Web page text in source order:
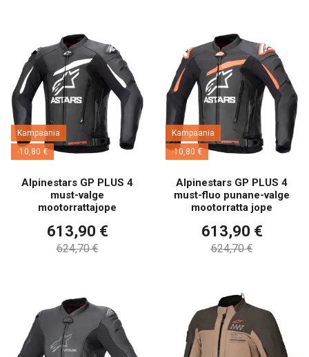
Kampaania
-10,80 €
Alpinestars GP PLUS 4
must-valge
mootorrattajope
613,90 €
624,70 €
Kampaania
-10,80 €
Alpinestars GP PLUS 4
must-fluo punane-valge
mootorratta jope
613,90 €
624,70 €